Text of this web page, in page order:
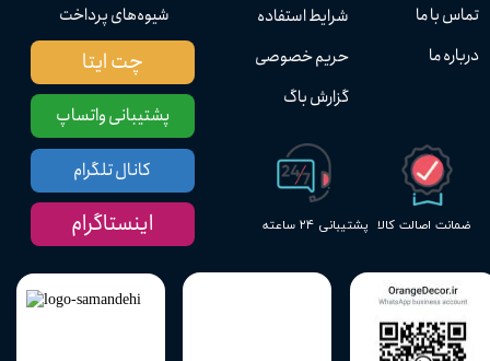
پشتیبانی ۲۴ ساعته ضمانت اصالت کالا
شیوه‌های پرداخت
شرایط استفاده
حریم خصوصی
گزارش باگ
تماس با ما
درباره ما
پشتیبانی واتساپ
چت ایتا
کانال تلگرام
اینستاگرام